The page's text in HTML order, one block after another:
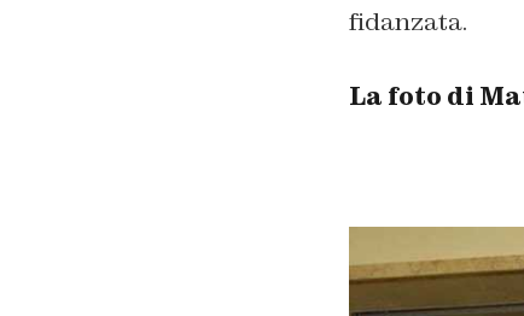
fidanzata.
La foto di